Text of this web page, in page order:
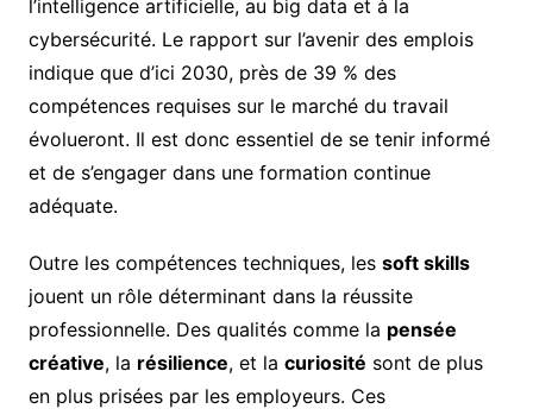
l’intelligence artificielle, au big data et à la
cybersécurité. Le rapport sur l’avenir des emplois
indique que d’ici 2030, près de 39 % des
compétences requises sur le marché du travail
évolueront. Il est donc essentiel de se tenir informé
et de s’engager dans une formation continue
adéquate.
Outre les compétences techniques, les soft skills
jouent un rôle déterminant dans la réussite
professionnelle. Des qualités comme la pensée
créative, la résilience, et la curiosité sont de plus
en plus prisées par les employeurs. Ces